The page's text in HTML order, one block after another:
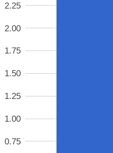
0.75
1.00
1.25
1.50
1.75
2.00
2.25